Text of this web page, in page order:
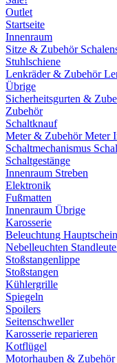
Outlet
Startseite
Innenraum
Sitze & Zubehör
Stuhlschiene
Lenkräder & Zubehör
Übrige
Sicherheitsgurten &
Zubehör
Schaltknauf
Meter & ZubehörMeter
Schaltmechanismus
Schaltgestänge
Innenraum Streben
Elektronik
Fußmatten
Innenraum Übrige
Karosserie
Beleuchtung
Nebelleuchten Standleute
Stoßstangenlippe
Stoßstangen
Kühlergrille
Spiegeln
Spoilers
Seitenschweller
Karosserie reparieren
Kotflügel
Motorhauben & Zubehör